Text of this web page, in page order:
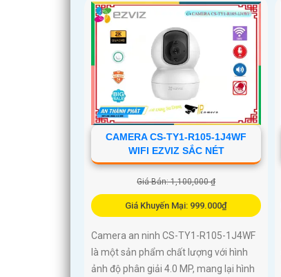
CAMERA CS-TY1-R105-1J4WF
WIFI EZVIZ SẮC NÉT
Giá Bán: 1,100,000 ₫
Giá Khuyến Mại: 999.000₫
Camera an ninh CS-TY1-R105-1J4WF
là một sản phẩm chất lượng với hình
ảnh độ phân giải 4.0 MP, mang lại hình